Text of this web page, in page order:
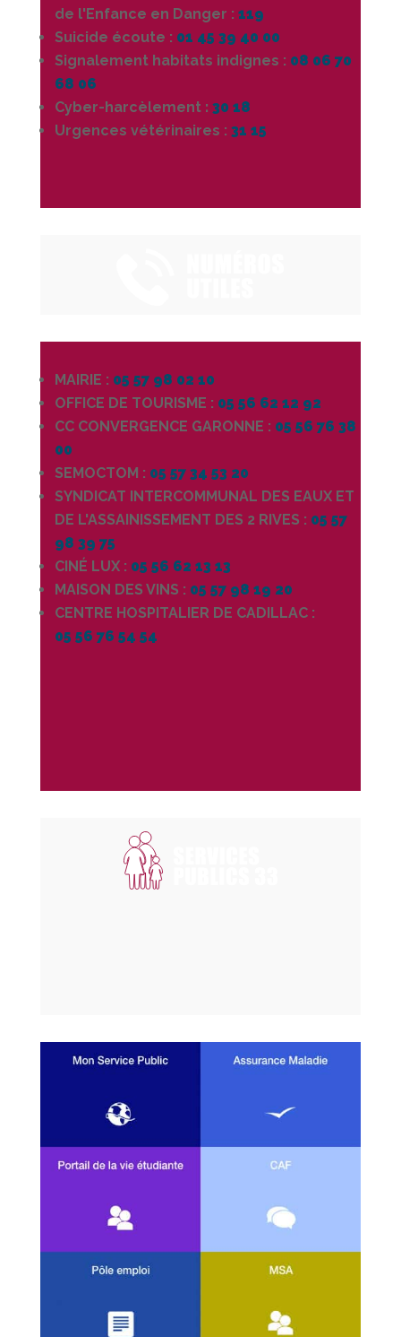
de l'Enfance en Danger : 119
Suicide écoute : 01 45 39 40 00
Signalement habitats indignes : 08 06 70
68 06
Cyber-harcèlement: 30 18
Urgences vétérinaires : 31 15
MAIRIE : 05 57 98 02 10
OFFICE DE TOURISME : 05 56 62 12 92
CC CONVERGENCE GARONNE : 05 56 76 38
00
SEMOCTOM : 05 57 34 53 20
SYNDICAT INTERCOMMUNAL DES EAUX ET
DE L'ASSAINISSEMENT DES 2 RIVES : 05 57
98 39 75
CINÉ LUX : 05 56 62 13 13
MAISON DES VINS : 05 57 98 19 20
CENTRE HOSPITALIER DE CADILLAC :
05 56 76 54 54